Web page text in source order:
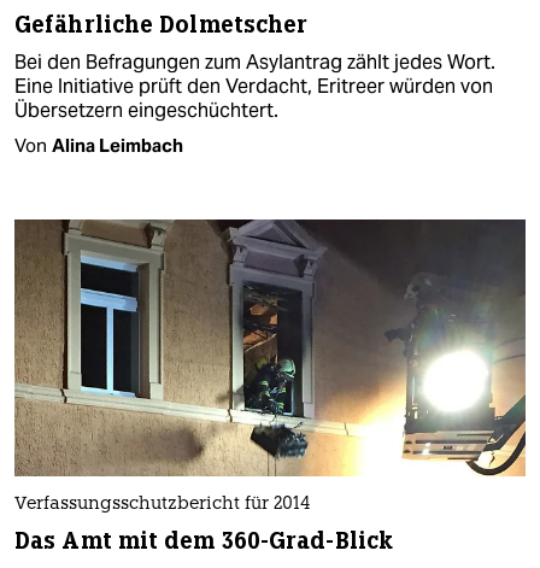
Gefährliche Dolmetscher
Bei den Befragungen zum Asylantrag zählt jedes Wort.
Eine Initiative prüft den Verdacht, Eritreer würden von
Übersetzern eingeschüchtert.
Von Alina Leimbach
Verfassungsschutzbericht für 2014
Das Amt mit dem 360-Grad-Blick